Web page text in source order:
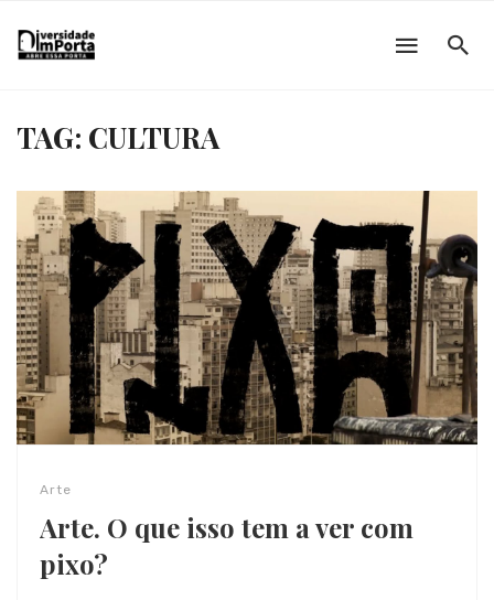
TAG: CULTURA
Arte
Arte. O que isso tem a ver com
pixo?